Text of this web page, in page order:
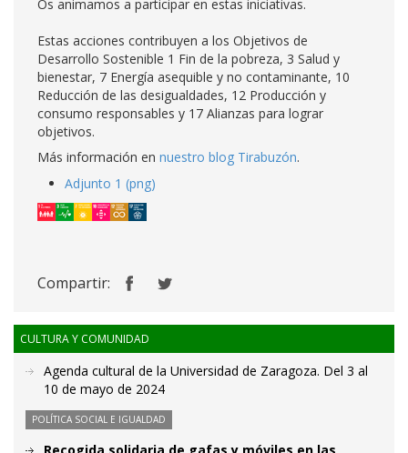
Os animamos a participar en estas iniciativas.
Estas acciones contribuyen a los Objetivos de
Desarrollo Sostenible 1 Fin de la pobreza, 3 Salud y
bienestar, 7 Energía asequible y no contaminante, 10
Reducción de las desigualdades, 12 Producción y
consumo responsables y 17 Alianzas para lograr
objetivos.
Más información en nuestro blog Tirabuzón.
Adjunto 1 (png)
Compartir:
CULTURA Y COMUNIDAD
Agenda cultural de la Universidad de Zaragoza. Del 3 al
10 de mayo de 2024
POLÍTICA SOCIAL E IGUALDAD